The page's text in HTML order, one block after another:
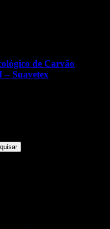
de Carvão
– Suavetex